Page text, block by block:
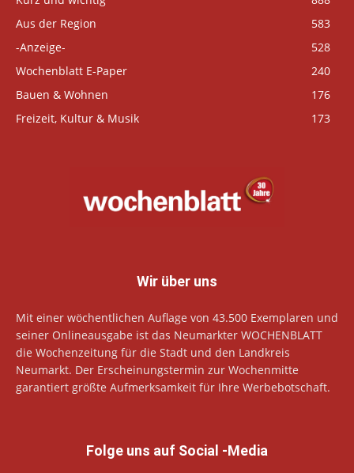
Aus der Region
583
-Anzeige-
528
Wochenblatt E-Paper
240
Bauen & Wohnen
176
Freizeit, Kultur & Musik
173
Wir über uns
Mit einer wöchentlichen Auflage von 43.500 Exemplaren und
seiner Onlineausgabe ist das Neumarkter WOCHENBLATT
die Wochenzeitung für die Stadt und den Landkreis
Neumarkt. Der Erscheinungstermin zur Wochenmitte
garantiert größte Aufmerksamkeit für Ihre Werbebotschaft.
Folge uns auf Social -Media